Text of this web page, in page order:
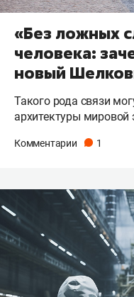
«Без ложных
человека:
новый
Такого рода связи
архитектуры мировой
Комментарии 1